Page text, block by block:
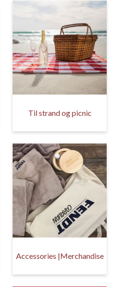
Til strand og picnic
Accessories |Merchandise